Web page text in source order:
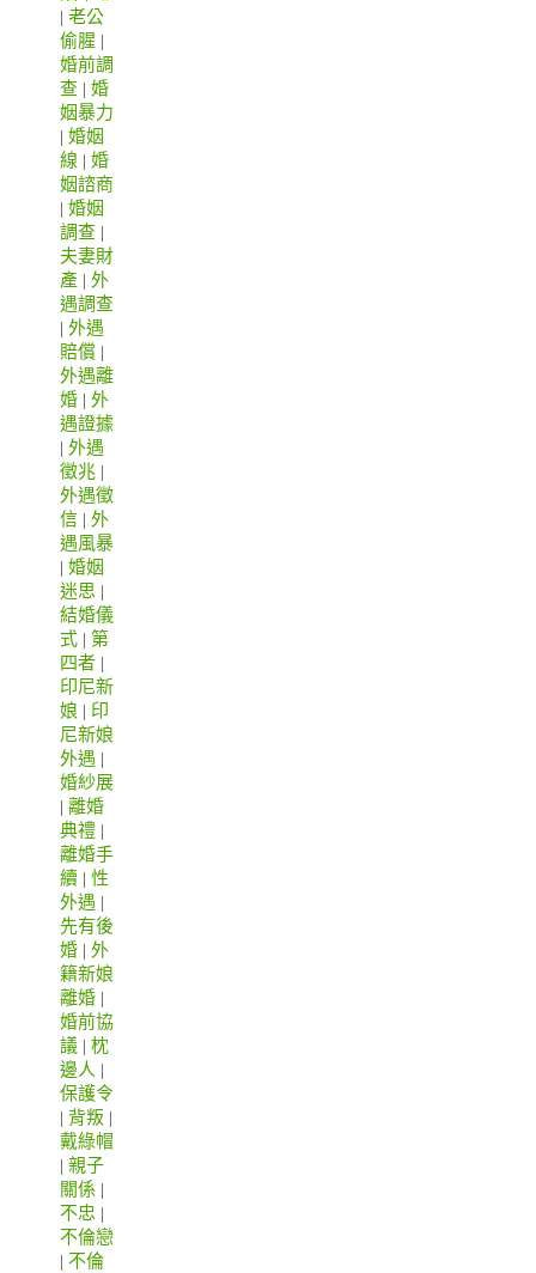
| 老公
偷腥 |
婚前調
查 | 婚
姻暴力
| 婚姻
線 | 婚
姻諮商
| 婚姻
調查 |
夫妻財
產 | 外
遇調查
| 外遇
賠償 |
外遇離
婚 | 外
遇證據
| 外遇
徵兆 |
外遇徵
信 | 外
遇風暴
| 婚姻
迷思 |
結婚儀
式 | 第
四者 |
印尼新
娘 | 印
尼新娘
外遇 |
婚紗展
| 離婚
典禮 |
離婚手
續 | 性
外遇 |
先有後
婚 | 外
籍新娘
離婚 |
婚前協
議 | 枕
邊人 |
保護令
| 背叛 |
戴綠帽
| 親子
關係 |
不忠 |
不倫戀
| 不倫